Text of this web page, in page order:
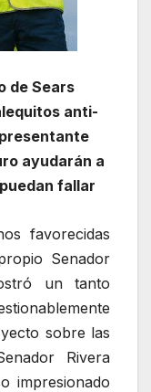
de Sears
anti-
ayudarán a
fallar
favorecidas
Senador
un tanto
sobre las
Rivera
impresionado